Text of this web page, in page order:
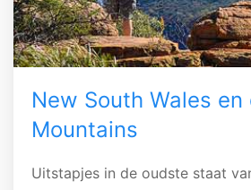
New South Wales en
Mountains
Uitstapjes in de oudste staat